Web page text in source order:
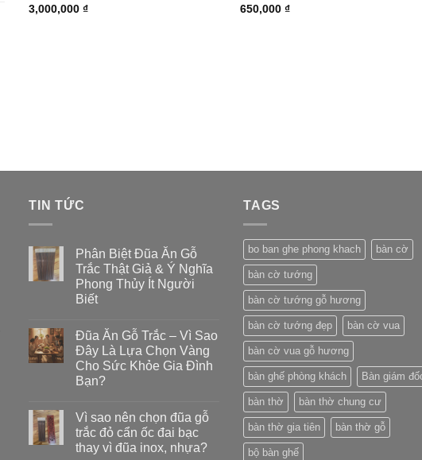
3,000,000 ₫
650,000₫
TIN TỨC
Phân Biệt Đũa Ăn Gỗ
Trắc Thật Giả & Ý Nghĩa
Phong Thủy Ít Người
Biết
Đũa Ăn Gỗ Trắc – Vì Sao
Đây Là Lựa Chọn Vàng
Cho Sức Khỏe Gia Đình
Bạn?
Vì sao nên chọn đũa gỗ
trắc đỏ cẩn ốc đai bạc
thay vì đũa inox, nhựa?
TAGS
bo ban ghe phong khach bàn cờ
bàn cờ tướng
bàn cờ tướng gỗ hương
bàn cờ tướng đẹp bàn cờ vua
bàn cờ vua gỗ hương
bàn ghế phòng khách Bàn giám
bàn thờ bàn thờ chung cư
bàn thờ gia tiên bàn thờ gỗ
bộ bàn ghế